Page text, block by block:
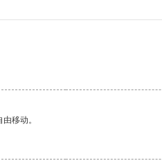
移动。